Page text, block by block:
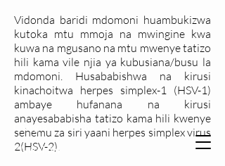
Vidonda baridi mdomoni huambukizwa
kutoka mtu mmoja na mwingine kwa
kuwa na mgusano na mtu mwenye tatizo
hili kama vile njia ya kubusiana/busu la
mdomoni. Husababishwa na kirusi
kinachoitwa herpes simplex-1 (HSV-1)
ambaye hufanana na kirusi
anayesababisha tatizo kama hili kwenye
sehemu za siri yaani herpes simplex virus
2(HSV-2).
Changia kuwezesha
Clinical bot